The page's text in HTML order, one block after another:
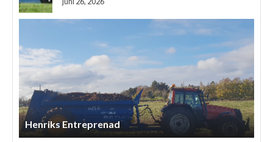
Ss Lantbruksentreprenad AB